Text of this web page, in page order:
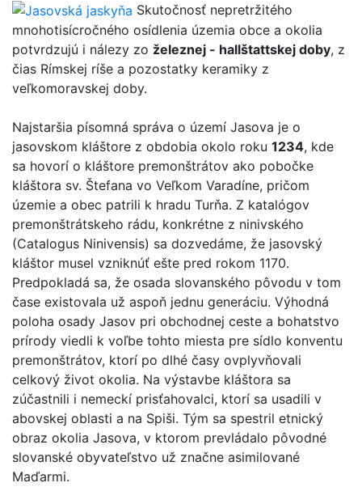
Skutočnosť nepretržitého
mnohotisícročného osídlenia územia obce a okolia
potvrdzujú i nálezy zo železnej - hallštattskej doby, z
čias Rímskej ríše a pozostatky keramiky z
veľkomoravskej doby.
Najstaršia písomná správa o území Jasova je o
jasovskom kláštore z obdobia okolo roku 1234, kde
sa hovorí o kláštore premonštrátov ako pobočke
kláštora sv. Štefana vo Veľkom Varadíne, pričom
územie a obec patrili k hradu Turňa. Z katalógov
premonštrátskeho rádu, konkrétne z ninivského
(Catalogus Ninivensis) sa dozvedáme, že jasovský
kláštor musel vzniknúť ešte pred rokom 1170.
Predpokladá sa, že osada slovanského pôvodu v tom
čase existovala už aspoň jednu generáciu. Výhodná
poloha osady Jasov pri obchodnej ceste a bohatstvo
prírody viedli k voľbe tohto miesta pre sídlo konventu
premonštrátov, ktorí po dlhé časy ovplyvňovali
celkový život okolia. Na výstavbe kláštora sa
zúčastnili i nemeckí prisťahovalci, ktorí sa usadili v
abovskej oblasti a na Spiši. Tým sa spestril etnický
obraz okolia Jasova, v ktorom prevládalo pôvodné
slovanské obyvateľstvo už značne asimilované
Maďarmi.